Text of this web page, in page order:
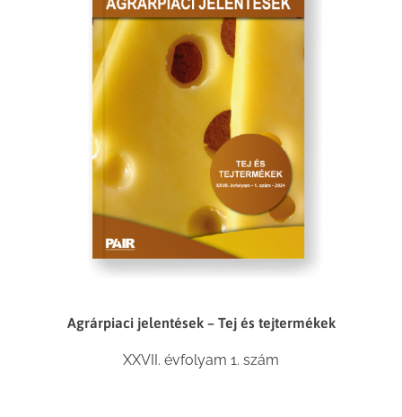
Agrárpiaci jelentések – Tej és tejtermékek
XXVII. évfolyam 1. szám